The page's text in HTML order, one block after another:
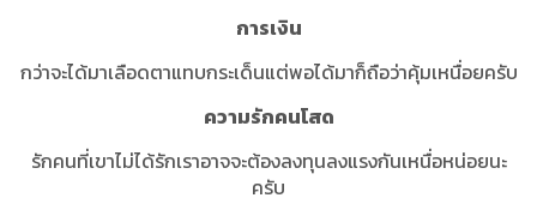
การเงิน
กว่าจะได้มาเลือดตาแทบกระเด็นแต่พอได้มาก็ถือว่าคุ้มเหนื่อยครับ
ความรักคนโสด
รักคนที่เขาไม่ได้รักเราอาจจะต้องลงทุนลงแรงกันเหนื่อหน่อยนะ
ครับ